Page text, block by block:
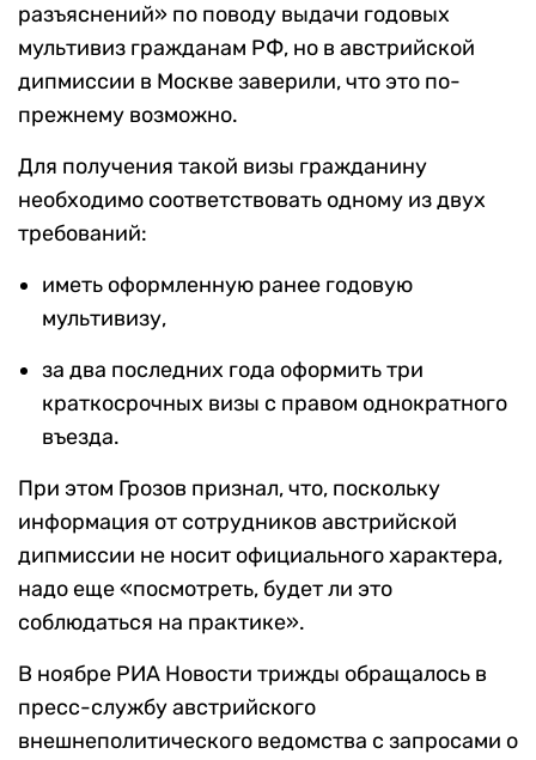
разъяснений» по поводу выдачи годовых
мультивиз гражданам РФ, но в австрийской
дипмиссии в Москве заверили, что это по-
прежнему возможно.
Для получения такой визы гражданину
необходимо соответствовать одному из двух
требований:
иметь оформленную ранее годовую
мультивизу,
за два последних года оформить три
краткосрочных визы с правом однократного
въезда.
При этом Грозов признал, что, поскольку
информация от сотрудников австрийской
дипмиссии не носит официального характера,
надо еще «посмотреть, будет ли это
соблюдаться на практике».
В ноябре РИА Новости трижды обращалось в
пресс-службу австрийского
внешнеполитического ведомства с запросами о